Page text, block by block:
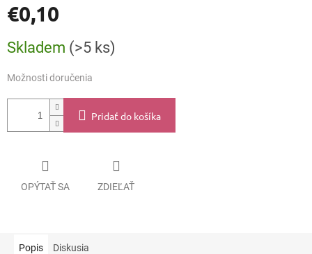
€0,10
cena:
Skladem (>5 ks)
Možnosti doručenia
Pridať do košíka
OPÝTAŤ SA ZDIEĽAŤ
Popis Diskusia